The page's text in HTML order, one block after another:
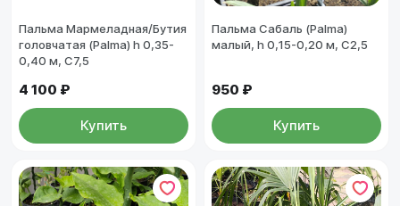
Пальма Мармеладная/Бутия
головчатая (Palma) h 0,35-
0,40 м, С7,5
4 100 ₽
Купить
Пальма Сабаль (Palma)
малый, h 0,15-0,20 м, С2,5
950 ₽
Купить